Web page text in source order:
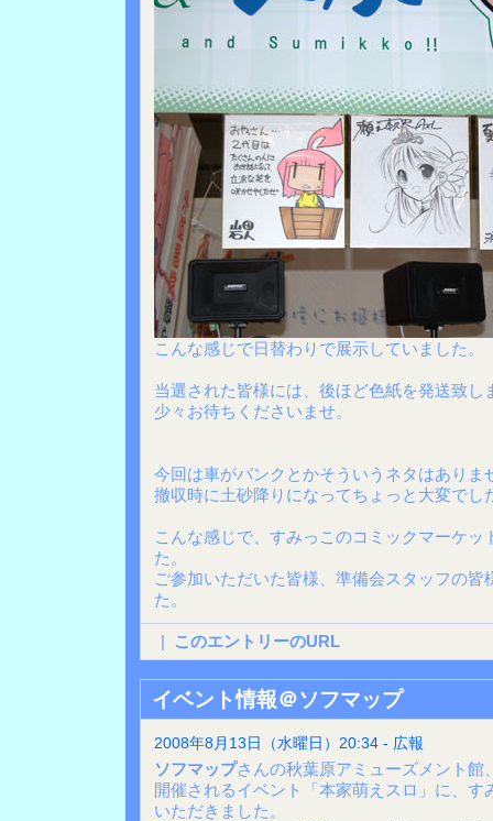
こんな感じで日替わりで展示していました。
当選された皆様には、後ほど色紙を発送致し
少々お待ちくださいませ。
今回は車がパンクとかそういうネタはありま
撤収時に土砂降りになってちょっと大変で
こんな感じで、すみっこのコミックマーケッ
た。
ご参加いただいた皆様、準備会スタッフの皆
た。
| このエントリーのURL
イベント情報＠ソフマップ
2008年8月13日（水曜日）20:34 - 広報
ソフマップさんの秋葉原アミューズメント館
開催されるイベント「本家萌えスロ」に、す
いただきました。